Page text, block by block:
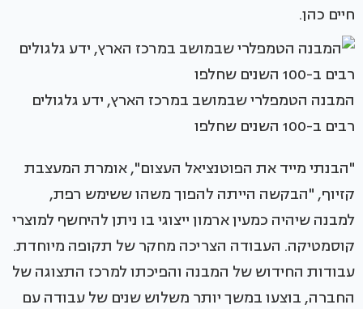
חיים כהן.
המבנה הטמפלרי שבמושב במרכז הארץ, ידע גלגולים
רבים ב-100 השנים שחלפו
"הבנתי מייד את הפוטנציאל העצום", אומרת המעצבת
קזיוף, "הבקשה הייתה להפוך משהו ששימש רפת,
למבנה שיהיה כמעין ארמון ייצוגי בו ניתן להיחשף למוצרי
קוסמטיקה. העבודה הצריכה מחקר של תקופה מיוחדת.
עבודות החידוש של המבנה והפיכתו למרכז התצוגה של
החברה, בוצעו במשך יותר משלוש שנים של עבודה עם